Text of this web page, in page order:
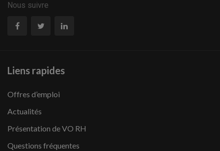
Nous suivre
Liens rapides
Offres d’emploi
Actualités
Présentation de VO RH
Questions fréquentes